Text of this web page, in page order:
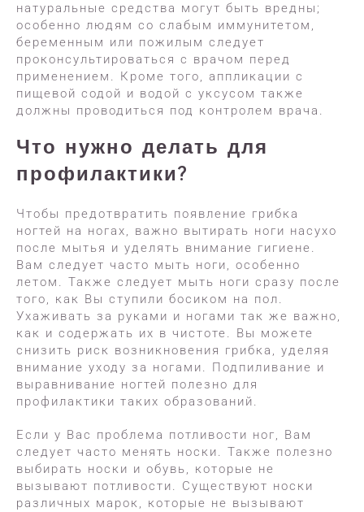
натуральные средства могут быть вредны;
особенно людям со слабым иммунитетом,
беременным или пожилым следует
проконсультироваться с врачом перед
применением. Кроме того, аппликации с
пищевой содой и водой с уксусом также
должны проводиться под контролем врача.
Что нужно делать для
профилактики?
Чтобы предотвратить появление грибка
ногтей на ногах, важно вытирать ноги насухо
после мытья и уделять внимание гигиене.
Вам следует часто мыть ноги, особенно
летом. Также следует мыть ноги сразу после
того, как Вы ступили босиком на пол.
Ухаживать за руками и ногами так же важно,
как и содержать их в чистоте. Вы можете
снизить риск возникновения грибка, уделяя
внимание уходу за ногами. Подпиливание и
выравнивание ногтей полезно для
профилактики таких образований.
Если у Вас проблема потливости ног, Вам
следует часто менять носки. Также полезно
выбирать носки и обувь, которые не
вызывают потливости. Существуют носки
различных марок, которые не вызывают